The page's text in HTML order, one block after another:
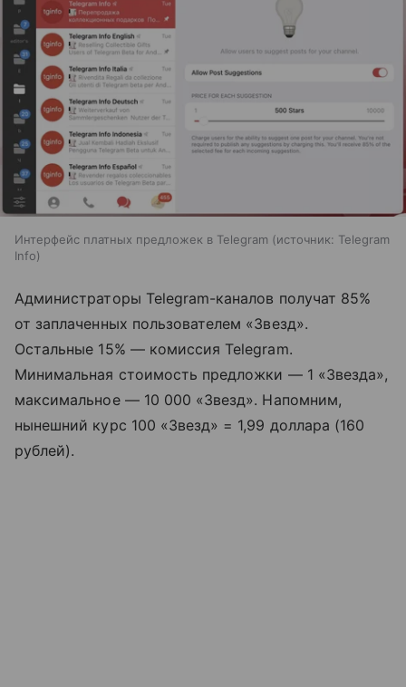
Интерфейс платных предложек в Telegram источник: Telegram
Info
Администраторы Telegram-каналов получат 85%
от заплаченных пользователем «Звезд».
Остальные 15% — комиссия Telegram.
Минимальная стоимость предложки — 1 «Звезда»,
максимальное — 10 000 «Звезд». Напомним,
нынешний курс 100 «Звезд» = 1,99 доллара (160
рублей).